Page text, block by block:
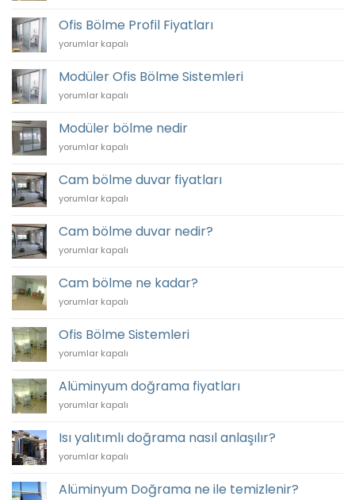
Duvar
M2
Fiyatları
Ofis Bölme Profil Fiyatları
Ofis
Profil
Fiyatları
için
yorumlar kapalı
Modüler Ofis Bölme Sistemleri
Modüler
Bölme
Sistemleri
için
yorumlar kapalı
Modüler bölme nedir
Modüler
nedir
için
yorumlar kapalı
Cam bölme duvar fiyatları
Cam
duvar
fiyatları
için
yorumlar kapalı
Cam bölme duvar nedir?
Cam
duvar
nedir?
için
yorumlar kapalı
Cam bölme ne kadar?
Cam
ne
kadar?
için
yorumlar kapalı
Ofis Bölme Sistemleri
Ofis
Sistemleri
için
yorumlar kapalı
Alüminyum doğrama fiyatları
Alüminyum
fiyatları
için
yorumlar kapalı
Isı yalıtımlı doğrama nasıl anlaşılır?
Isı
doğrama
nasıl
yorumlar kapalı
Alüminyum Doğrama ne ile temizlenir?